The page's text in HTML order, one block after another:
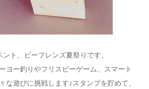
ト、ビーフレンズ夏祭りです。
ヨー釣りやフリスビーゲーム、スマート
な遊びに挑戦します♪スタンプを貯めて、